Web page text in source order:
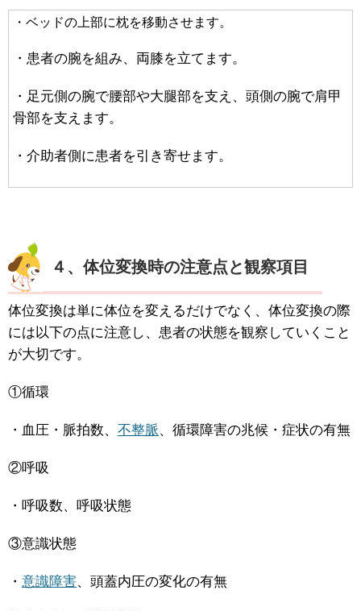
・ベッドの上部に枕を移動させます。
・患者の腕を組み、両膝を立てます。
・足元側の腕で腰部や大腿部を支え、頭側の腕で肩甲
骨部を支えます。
・介助者側に患者を引き寄せます。
４、体位変換時の注意点と観察項目
体位変換は単に体位を変えるだけでなく、体位変換の際
には以下の点に注意し、患者の状態を観察していくこと
が大切です。
①循環
・血圧・脈拍数、 不整脈、循環障害の兆候・症状の有無
②呼吸
・呼吸数、呼吸状態
③意識状態
・ 意識障害、頭蓋内圧の変化の有無